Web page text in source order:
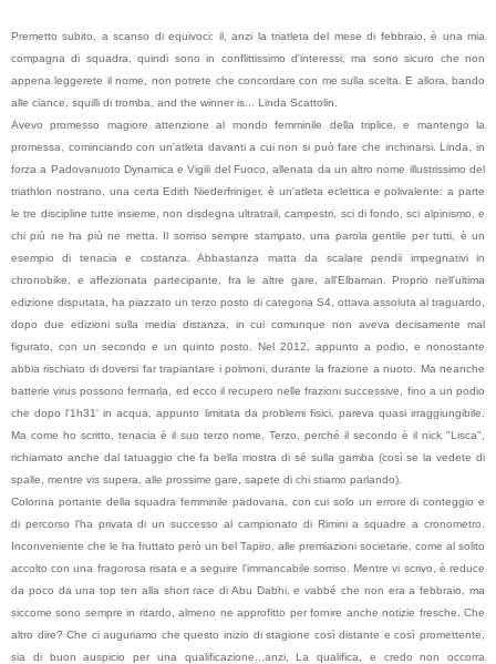
Premetto subito, a scanso di equivoci: il, anzi la triatleta del mese di febbraio, è una mia
compagna di squadra, quindi sono in conflittissimo d'interessi, ma sono sicuro che non
appena leggerete il nome, non potrete che concordare con me sulla scelta. E allora, bando
alle ciance, squilli di tromba, and the winner is... Linda Scattolin.
Avevo promesso magiore attenzione al mondo femminile della triplice, e mantengo la
promessa, cominciando con un'atleta davanti a cui non si può fare che inchinarsi. Linda, in
forza a Padovanuoto Dynamica e Vigili del Fuoco, allenata da un altro nome illustrissimo del
triathlon nostrano, una certa Edith Niederfriniger, è un'atleta eclettica e polivalente: a parte
le tre discipline tutte insieme, non disdegna ultratrail, campestri, sci di fondo, sci alpinismo, e
chi più ne ha più ne metta. Il sorriso sempre stampato, una parola gentile per tutti, è un
esempio di tenacia e costanza. Abbastanza matta da scalare pendii impegnativi in
chronobike, e affezionata partecipante, fra le altre gare, all'Elbaman. Proprio nell'ultima
edizione disputata, ha piazzato un terzo posto di categoria S4, ottava assoluta al traguardo,
dopo due edizioni sulla media distanza, in cui comunque non aveva decisamente mal
figurato, con un secondo e un quinto posto. Nel 2012, appunto a podio, e nonostante
abbia rischiato di doversi far trapiantare i polmoni, durante la frazione a nuoto. Ma neanche
batterie virus possono fermarla, ed ecco il recupero nelle frazioni successive, fino a un podio
che dopo l'1h31' in acqua, appunto limitata da problemi fisici, pareva quasi irraggiungibile.
Ma come ho scritto, tenacia è il suo terzo nome. Terzo, perché il secondo è il nick "Lisca",
richiamato anche dal tatuaggio che fa bella mostra di sé sulla gamba (così se la vedete di
spalle, mentre vis supera, alle prossime gare, sapete di chi stiamo parlando).
Colonna portante della squadra femminile padovana, con cui solo un errore di conteggio e
di percorso l'ha privata di un successo al campionato di Rimini a squadre a cronometro.
Inconveniente che le ha fruttato però un bel Tapiro, alle premiazioni societarie, come al solito
accolto con una fragorosa risata e a seguire l'immancabile sorriso. Mentre vi scrivo, è reduce
da poco da una top ten alla short race di Abu Dabhi, e vabbé che non era a febbraio, ma
siccome sono sempre in ritardo, almeno ne approfitto per fornire anche notizie fresche. Che
altro dire? Che ci auguriamo che questo inizio di stagione così distante e così promettente,
sia di buon auspicio per una qualificazione...anzi, La qualifica, e credo non occorra